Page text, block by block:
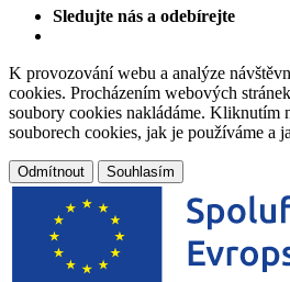
Sledujte nás a odebírejte
K provozování webu a analýze
cookies. Procházením webových
soubory cookies nakládáme. Kliknutím
souborech cookies, jak je používáme a
Odmítnout Souhlasím